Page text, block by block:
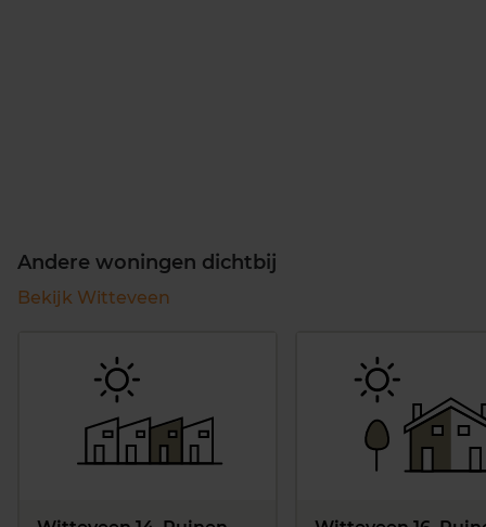
Andere woningen dichtbij
Bekijk Witteveen